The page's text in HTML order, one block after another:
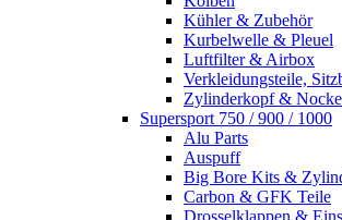
Kühler & Zubehör
Kurbelwelle & Pleuel
Luftfilter & Airbox
Verkleidungsteile,
Zylinderkopf &
Supersport 750 / 900 / 1000
Alu Parts
Auspuff
Big Bore Kits &
Carbon & GFK Teile
Drosselklappen &